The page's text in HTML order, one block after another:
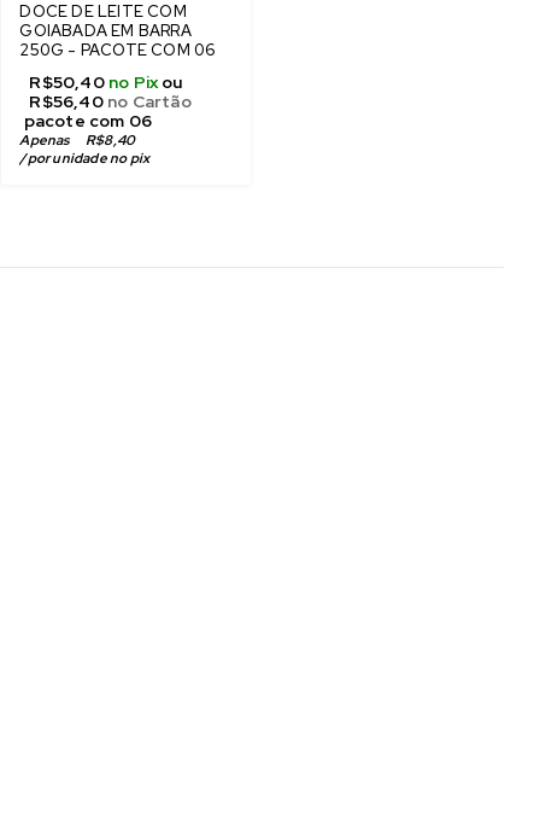
DOCE DE LEITE COM
GOIABADA EM BARRA
250G - PACOTE COM 06
R$50,40no Pix ou
R$56,40no Cartão
pacote com 06
Apenas R$8,40
/por unidade no pix